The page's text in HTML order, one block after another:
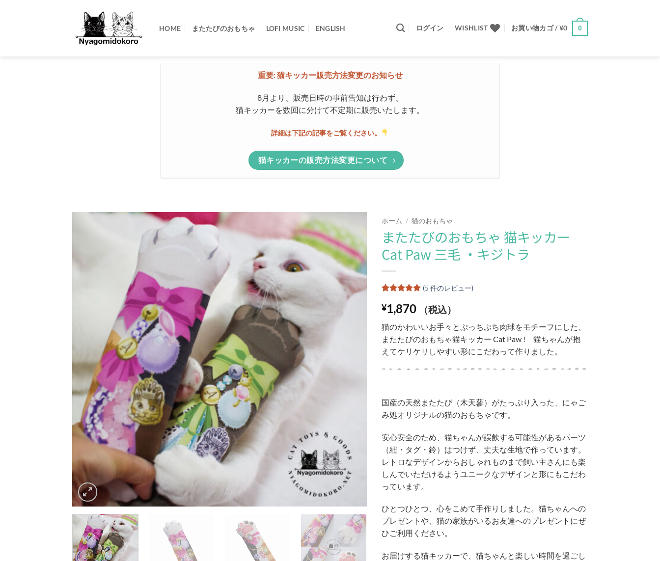
HOME またたびのおもちゃ LOFI MUSIC ENGLISH ログイン WISHLIST お買い物カゴ /¥0 0
重要: 猫キッカー販売方法変更のお知らせ
8月より、販売日時の事前告知は行わず、
猫キッカーを数回に分けて不定期に販売いたします。
詳細は下記の記事をご覧ください。
猫キッカーの販売方法変更について
Add to
wishlist
ホーム / 猫のおもちゃ
またたびのおもちゃ 猫キッカー
Cat Paw 三毛 ・キジトラ
評価に基づ
く5段階評
価のうち、
5点
(5 件のレビュー)
¥1,870 （税込）
猫のかわいいお手々とぷっちぷち肉球をモチーフにした、
またたびのおもちゃ猫キッカー Cat Paw ! 猫ちゃんが抱
えてケリケリしやすい形にこだわって作りました。
国産の天然またたび（木天蓼）がたっぷり入った、にゃご
み処オリジナルの猫のおもちゃです。
安心安全のため、猫ちゃんが誤飲する可能性があるパーツ
（紐・タグ・鈴）はつけず、丈夫な生地で作っています。
レトロなデザインからおしゃれものまで飼い主さんにも楽
しんでいただけるようユニークなデザインと形にもこだわ
っています。
ひとつひとつ、心をこめて手作りしました。猫ちゃんへの
プレゼントや、猫の家族がいるお友達へのプレゼントにぜ
ひご利用ください。
お届けする猫キッカーで、猫ちゃんと楽しい時間を過ごし